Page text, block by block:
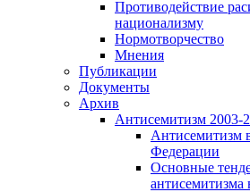
Противодействие
национализму
Нормотворчество
Мнения
Публикации
Документы
Архив
Антисемитизм 2003-
Антисемитизм
Федерации
Основные
антисемитизма